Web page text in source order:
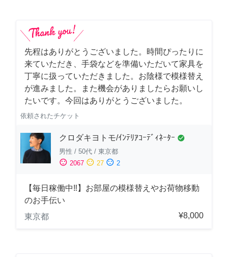
先程はありがとうございました。時間ぴったりに
来ていただき、手袋などを準備いただいて家具を
丁寧に扱っていただきました。お陰様で模様替え
が進みました。また機会がありましたらお願いし
たいです。今回はありがとうございました。
依頼されたチケット
クロダキヨトモ/ｲﾝﾃﾘｱｺｰﾃﾞｨﾈｰﾀｰ check_circle
男性 / 50代 / 東京都
sentiment_satisfied 2067 sentiment_neutral 27 sentiment_dissatisfied 2
【毎日稼働中‼︎】お部屋の模様替えやお荷物移動
のお手伝い
東京都
¥8,000